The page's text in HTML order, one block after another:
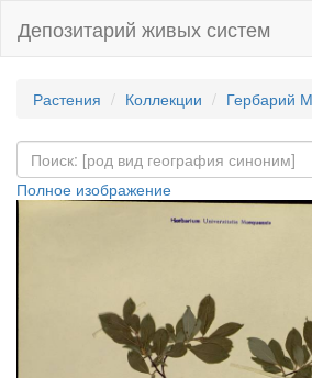
Депозитарий живых систем
Растения Коллекции Гербарий
Полное изображение